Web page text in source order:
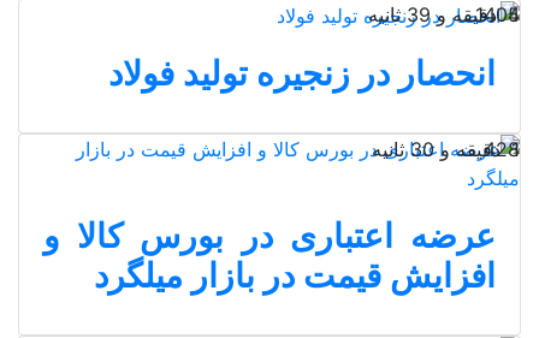
4 دقیقه و 39 ثانیه
1405
انحصار در زنجیره تولید فولاد
1 دقیقه و 30 ثانیه
428
عرضه اعتباری در بورس کالا و
افزایش قیمت در بازار میلگرد